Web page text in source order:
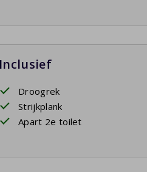
Inclusief
Droogrek
Strijkplank
Apart 2e toilet